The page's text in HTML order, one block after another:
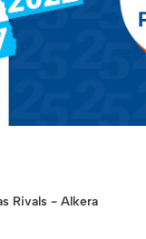
Rivals - Alkera